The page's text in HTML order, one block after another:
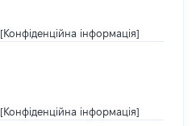
[Конфіденційна інформація]
[Конфіденційна інформація]